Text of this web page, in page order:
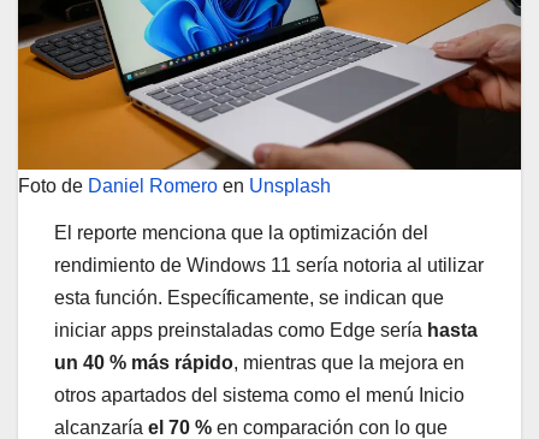
Foto de Daniel Romero en Unsplash
El reporte menciona que la optimización del
rendimiento de Windows 11 sería notoria al utilizar
esta función. Específicamente, se indican que
iniciar apps preinstaladas como Edge sería hasta
un 40 % más rápido, mientras que la mejora en
otros apartados del sistema como el menú Inicio
alcanzaría el 70 % en comparación con lo que